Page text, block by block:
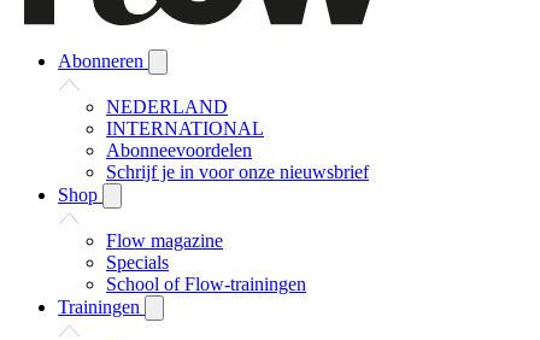
Abonneren
NEDERLAND
INTERNATIONAL
Abonneevoordelen
Schrijf je in voor onze nieuwsbrief
Shop
Flow magazine
Specials
School of Flow-trainingen
Trainingen